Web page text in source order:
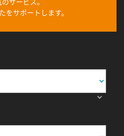
をサポートします。